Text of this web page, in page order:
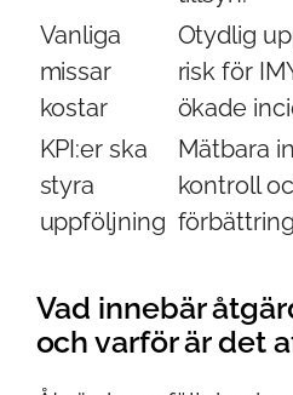
Vanliga
missar
kostar
Otydlig
risk för
ökade
KPI:er ska
styra
uppföljning
Mätbara
kontroll
Vad innebär
och varför är det